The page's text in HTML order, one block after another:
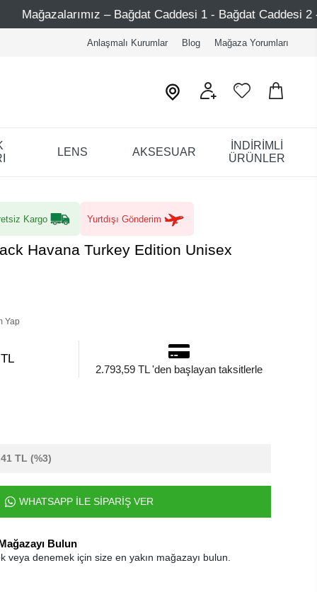
– Bağdat Caddesi 1 - Bağdat Caddesi 2 - Nişantaşı –
Anlaşmalı Kurumlar Blog Mağaza Yorumları
LENS AKSESUAR
İNDİRİMLİ
ÜRÜNLER
Kargo Yurtdışı Gönderim
Havana Turkey Edition Unisex
Yap
2.793,59 TL 'den başlayan taksitlerle
TL (%3)
WHATSAPP İLE SİPARİŞ VER
Bulun
veya denemek için size en yakın mağazayı bulun.